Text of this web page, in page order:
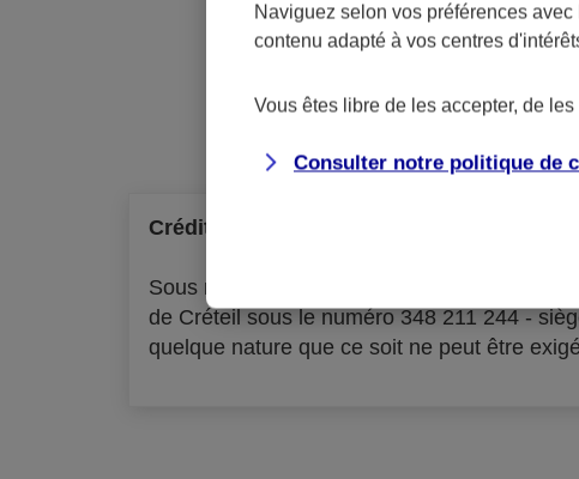
Crédit à la consommation
Sous réserve d'acceptation par l'organisme
de Créteil sous le numéro 348 211 244 -
quelque nature que ce soit ne peut être
Naviguez selon vos préférences avec
contenu adapté à vos centres
Vous êtes libre de les accepter, de
Consulter notre politique de